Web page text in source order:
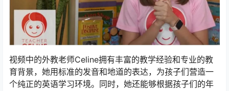
视频中的外教老师Celine拥有丰富的教学经验和专业的教
育背景，她用标准的发音和地道的表达，为孩子们营造一
个纯正的英语学习环境。同时，她还能够根据孩子们的年